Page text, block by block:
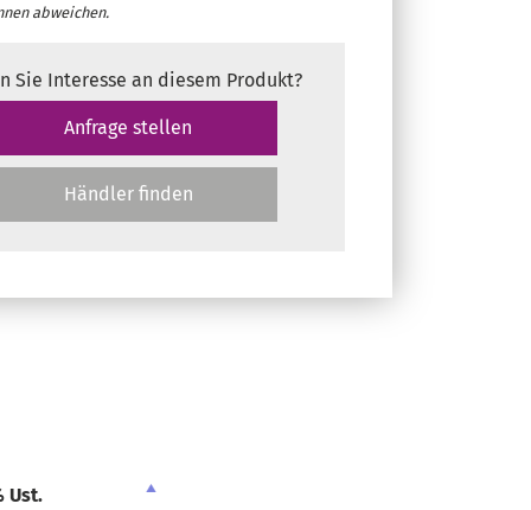
abweichen.
Sie Interesse an diesem Produkt?
Anfrage stellen
Händler finden
Ust.